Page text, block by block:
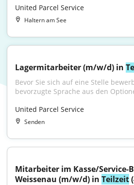
United Parcel Service
Haltern am See
Lagermitarbeiter (m/w/d) in
Bevor Sie sich auf eine Stelle
bevorzugte Sprache aus den
United Parcel Service
Senden
Mitarbeiter im Kasse/Service-
Weissenau (m/w/d) in Teilzeit